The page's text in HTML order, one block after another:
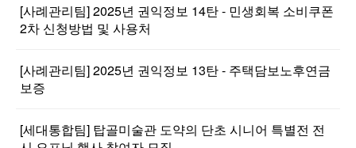
[사례관리팀] 2025년 권익정보 14탄 - 민생회복 소비쿠폰
2차 신청방법 및 사용처
[사례관리팀] 2025년 권익정보 13탄 - 주택담보노후연금
보증
[세대통합팀] 탑골미술관 도약의 단초 시니어 특별전 전